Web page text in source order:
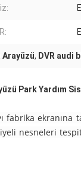
Arayüzü, DVR audi
Park Yardım
fabrika ekranına
nesneleri